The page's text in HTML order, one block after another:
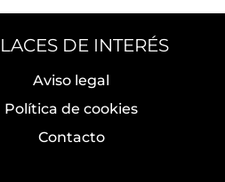
DE INTERÉS
Aviso legal
Política de cookies
Contacto